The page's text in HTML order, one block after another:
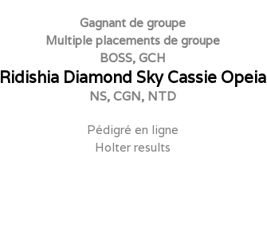
Gagnant de groupe
Multiple placements de groupe
BOSS, GCH
Ridishia Diamond Sky Cassie Opeia
NS, CGN, NTD
Pédigré en ligne
Holter results